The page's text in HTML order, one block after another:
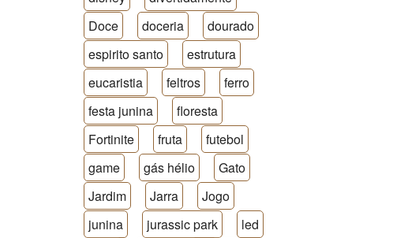
Doce
doceria
dourado
espirito santo
estrutura
eucaristia
feltros
ferro
festa junina
floresta
Fortinite
fruta
futebol
game
gás hélio
Gato
Jardim
Jarra
Jogo
junina
jurassic park
led